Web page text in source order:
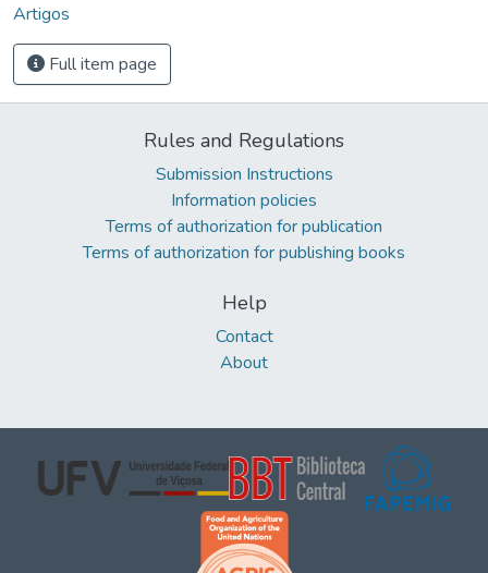
Artigos
Full item page
Rules and Regulations
Submission Instructions
Information policies
Terms of authorization for publication
Terms of authorization for publishing books
Help
Contact
About